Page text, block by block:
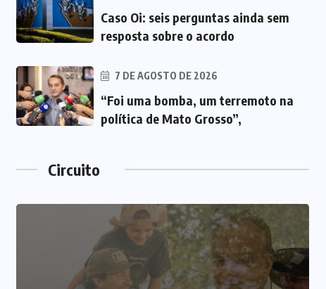
Caso Oi: seis perguntas ainda sem
resposta sobre o acordo
7 DE AGOSTO DE 2026
“Foi uma bomba, um terremoto na
política de Mato Grosso”,
Circuito